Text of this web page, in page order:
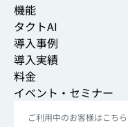
機能
タクトAI
導入事例
導入実績
料金
イベント・セミナー
ご利用中のお客様はこちら